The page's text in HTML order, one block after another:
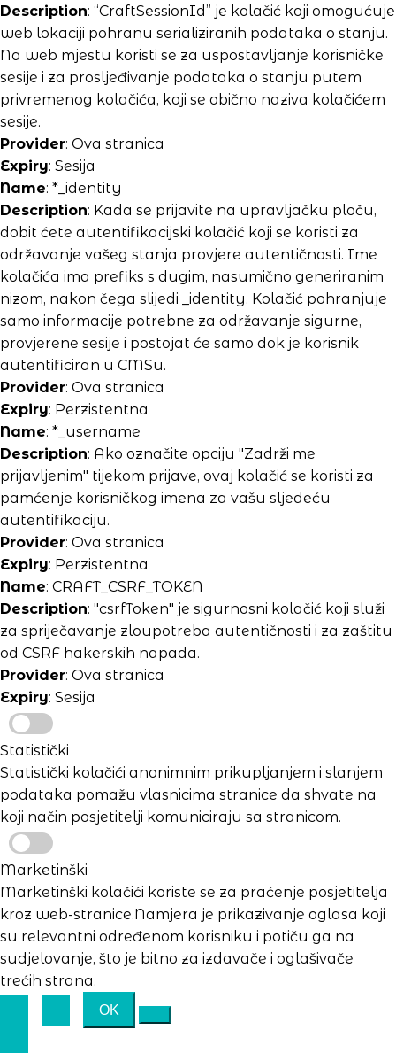
Description: “CraftSessionId” je kolačić koji omogućuje
web lokaciji pohranu serializiranih podataka o stanju.
Na web mjestu koristi se za uspostavljanje korisničke
sesije i za prosljeđivanje podataka o stanju putem
privremenog kolačića, koji se obično naziva kolačićem
sesije.
Provider: Ova stranica
Expiry: Sesija
Name: *_identity
Description: Kada se prijavite na upravljačku ploču,
dobit ćete autentifikacijski kolačić koji se koristi za
održavanje vašeg stanja provjere autentičnosti. Ime
kolačića ima prefiks s dugim, nasumično generiranim
nizom, nakon čega slijedi _identity. Kolačić pohranjuje
samo informacije potrebne za održavanje sigurne,
provjerene sesije i postojat će samo dok je korisnik
autentificiran u CMSu.
Provider: Ova stranica
Expiry: Perzistentna
Name: *_username
Description: Ako označite opciju "Zadrži me
prijavljenim" tijekom prijave, ovaj kolačić se koristi za
pamćenje korisničkog imena za vašu sljedeću
autentifikaciju.
Provider: Ova stranica
Expiry: Perzistentna
Name: CRAFT_CSRF_TOKEN
Description: "csrfToken" je sigurnosni kolačić koji služi
za spriječavanje zloupotreba autentičnosti i za zaštitu
od CSRF hakerskih napada.
Provider: Ova stranica
Expiry: Sesija
Statistički
Statistički kolačići anonimnim prikupljanjem i slanjem
podataka pomažu vlasnicima stranice da shvate na
koji način posjetitelji komuniciraju sa stranicom.
Marketinški
Marketinški kolačići koriste se za praćenje posjetitelja
kroz web-stranice.Namjera je prikazivanje oglasa koji
su relevantni određenom korisniku i potiču ga na
sudjelovanje, što je bitno za izdavače i oglašivače
trećih strana.
OK